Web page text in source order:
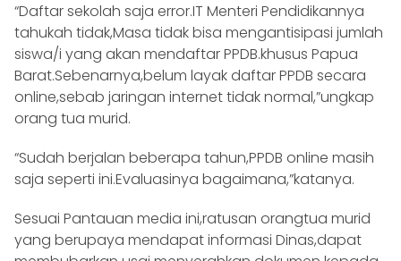
“Daftar sekolah saja error.IT Menteri Pendidikannya
tahukah tidak,Masa tidak bisa mengantisipasi jumlah
siswa/i yang akan mendaftar PPDB.khusus Papua
Barat.Sebenarnya,belum layak daftar PPDB secara
online,sebab jaringan internet tidak normal,”ungkap
orang tua murid.
“Sudah berjalan beberapa tahun,PPDB online masih
saja seperti ini.Evaluasinya bagaimana,”katanya.
Sesuai Pantauan media ini,ratusan orangtua murid
yang berupaya mendapat informasi Dinas,dapat